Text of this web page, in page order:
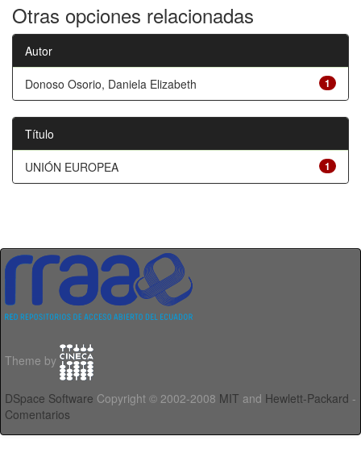
Otras opciones relacionadas
Autor
1
Donoso Osorio, Daniela Elizabeth
Título
1
UNIÓN EUROPEA
Theme by
DSpace Software Copyright © 2002-2008 MIT and Hewlett-Packard -
Comentarios